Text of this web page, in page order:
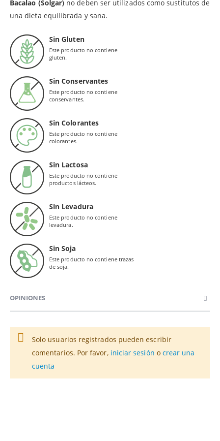
Bacalao (Solgar) no deben ser utilizados como sustitutos de
una dieta equilibrada y sana.
Sin Gluten
Este producto no contiene
gluten.
Sin Conservantes
Este producto no contiene
conservantes.
Sin Colorantes
Este producto no contiene
colorantes.
Sin Lactosa
Este producto no contiene
productos lácteos.
Sin Levadura
Este producto no contiene
levadura.
Sin Soja
Este producto no contiene trazas
de soja.
OPINIONES
Solo usuarios registrados pueden escribir
comentarios. Por favor, iniciar sesión o crear una
cuenta